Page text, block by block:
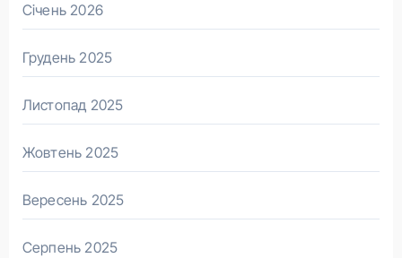
Січень 2026
Грудень 2025
Листопад 2025
Жовтень 2025
Вересень 2025
Серпень 2025